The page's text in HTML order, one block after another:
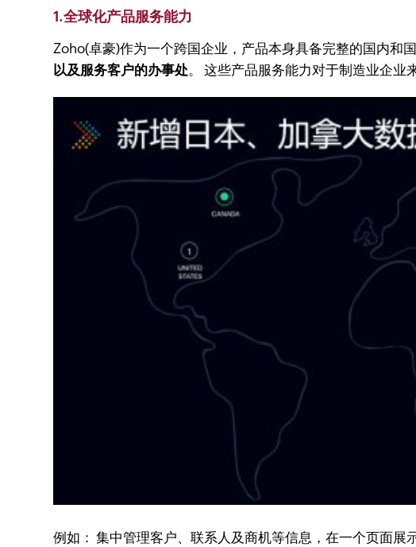
1.全球化产品服务能力
Zoho(卓豪)作为一个跨国企业，产品本身具备完整的国内和
以及服务客户的办事处。 这些产品服务能力对于制造业企业
例如： 集中管理客户、联系人及商机等信息，在一个页面